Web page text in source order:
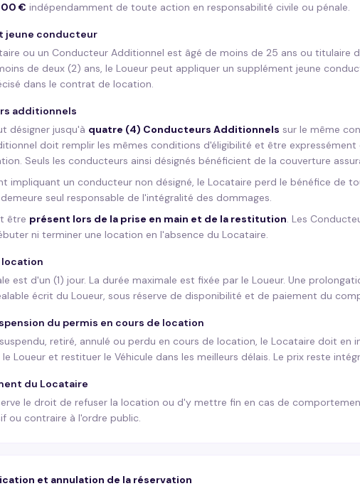
€ indépendamment de toute action en responsabilité civile ou pénale.
jeune conducteur
ou un Conducteur Additionnel est âgé de moins de 25 ans ou titulaire
de deux (2) ans, le Loueur peut appliquer un supplément jeune
dans le contrat de location.
additionnels
désigner jusqu'à quatre (4) Conducteurs Additionnels sur le même
doit remplir les mêmes conditions d'éligibilité et être expressément
Seuls les conducteurs ainsi désignés bénéficient de la couverture
impliquant un conducteur non désigné, le Locataire perd le bénéfice de
seul responsable de l'intégralité des dommages.
être présent lors de la prise en main et de la restitution. Les
ni terminer une location en l'absence du Locataire.
location
est d'un (1) jour. La durée maximale est fixée par le Loueur. Une
écrit du Loueur, sous réserve de disponibilité et de paiement du
du permis en cours de location
retiré, annulé ou perdu en cours de location, le Locataire doit en
Loueur et restituer le Véhicule dans les meilleurs délais. Le prix reste
du Locataire
le droit de refuser la location ou d'y mettre fin en cas de
ou contraire à l'ordre public.
et annulation de la réservation